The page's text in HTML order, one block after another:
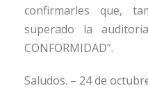
confirmarles que,
superado la
CONFORMIDAD”.
Saludos. – 24 de